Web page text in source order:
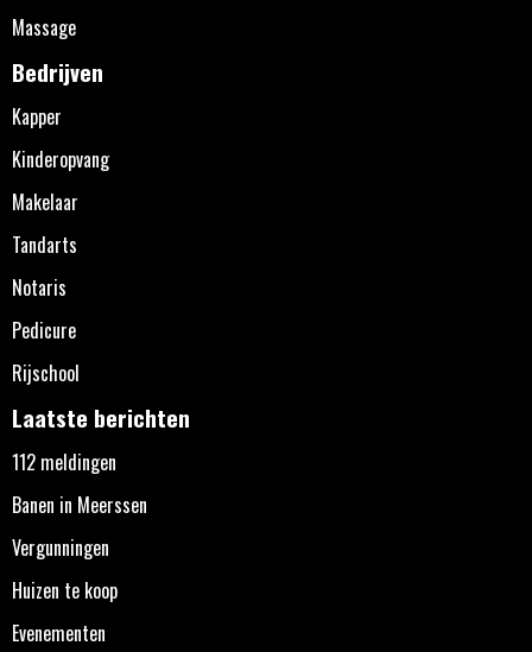
Massage
Bedrijven
Kapper
Kinderopvang
Makelaar
Tandarts
Notaris
Pedicure
Rijschool
Laatste berichten
112 meldingen
Banen in Meerssen
Vergunningen
Huizen te koop
Evenementen